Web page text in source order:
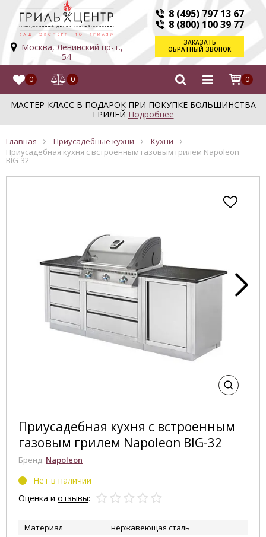
Москва, Ленинский пр-т.,
54
8 (495) 797 13 67
8 (800) 100 39 77
ЗАКАЗАТЬ
ОБРАТНЫЙ ЗВОНОК
0 0 0
МАСТЕР-КЛАСС В ПОДАРОК ПРИ ПОКУПКЕ БОЛЬШИНСТВА
ГРИЛЕЙ Подробнее
Главная Приусадебные кухни
Кухни
Приусадебная кухня с встроенным газовым грилем Napoleon
BIG-32
Приусадебная кухня с встроенным
газовым грилем Napoleon BIG-32
Бренд: Napoleon
Нет в наличии
Оценка и отзывы:
Материал
нержавеющая сталь